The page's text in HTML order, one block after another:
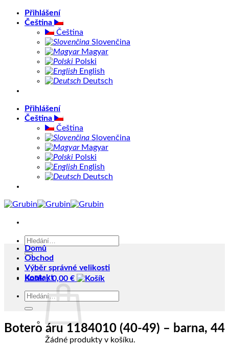
PřeskočitPřihlášení
Čeština
Čeština
Slovenčina
Magyar
Polski
English
Deutsch
Přihlášení
Čeština
Čeština
Slovenčina
Magyar
Polski
English
Deutsch
Hledat:
Košík /0,00 €
Žádné produkty v košíku.
Domů
Obchod
Výběr správné velikosti
Kontakt
Hledat:
Botero áru 1184010 (40-49) – barna, 44